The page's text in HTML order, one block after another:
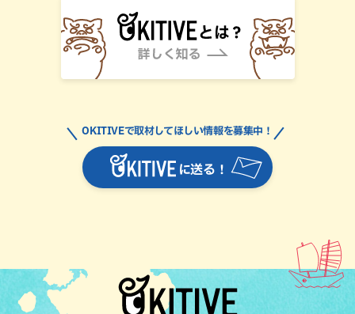
に送る！
OKITIVEで取材してほしい情報を募集中！